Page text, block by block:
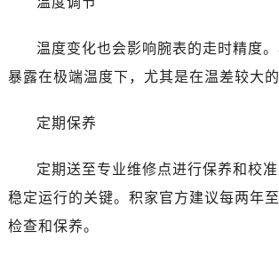
温度变化也会影响腕表的走时精度
暴露在极端温度下，尤其是在温差较大的
定期保养
定期送至专业维修点进行保养和校
稳定运行的关键。积家官方建议每两年
检查和保养。